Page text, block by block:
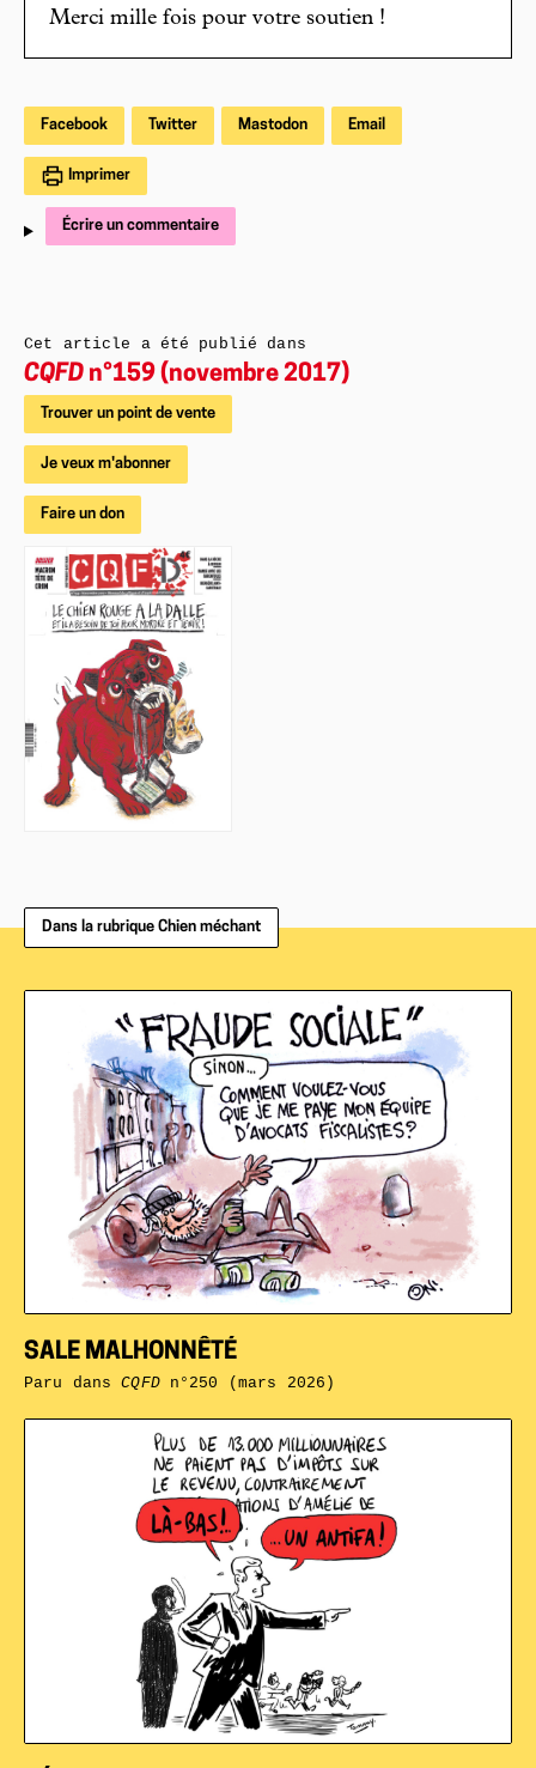
Merci mille fois pour votre soutien !
Facebook Twitter Mastodon Email
Imprimer
Écrire un commentaire
Cet article a été publié dans
CQFD n°159 (novembre 2017)
Trouver un point de vente
Je veux m'abonner
Faire un don
Dans la rubrique Chien méchant
SALE MALHONNÊTÉ
Paru dansCQFDn°250 (mars 2026)